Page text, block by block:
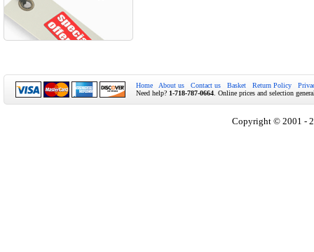
Home About us Contact us Basket Return Policy
Need help? 1-718-787-0664 . Online prices and selection
Copyright © 2001 -